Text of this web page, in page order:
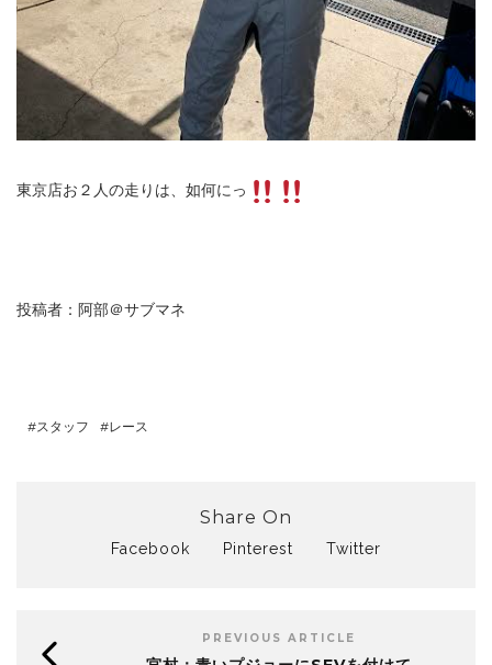
東京店お２人の走りは、如何にっ
投稿者：阿部＠サブマネ
スタッフ レース
Share On
Facebook Pinterest Twitter
PREVIOUS ARTICLE